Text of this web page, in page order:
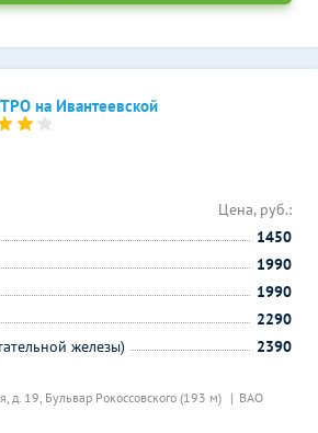
на Ивантеевской
д. 19, Бульвар Рокоссовского (193 м) ВАО
Цена, руб.:
1450
1990
1990
2290
железы)
2390